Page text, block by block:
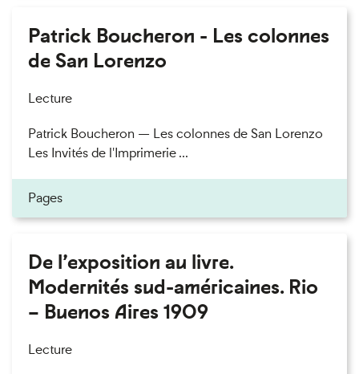
Patrick Boucheron - Les colonnes
de San Lorenzo
Lecture
Patrick Boucheron — Les colonnes de San Lorenzo
Les Invités de l'Imprimerie ...
Pages
De l’exposition au livre.
Modernités sud-américaines. Rio
– Buenos Aires 1909
Lecture